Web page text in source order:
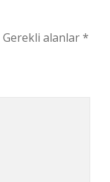
Gerekli alanlar*